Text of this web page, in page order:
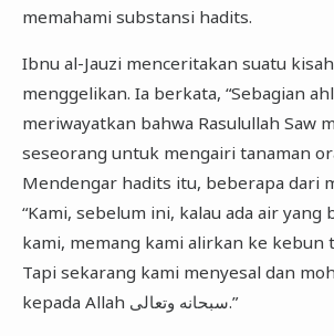
memahami substansi hadits.
Ibnu al-Jauzi menceritakan suatu
menggelikan. Ia berkata, “Sebagian
meriwayatkan bahwa Rasulullah Saw
seseorang untuk mengairi tanaman
Mendengar hadits itu, beberapa dari
“Kami, sebelum ini, kalau ada air
kami, memang kami alirkan ke kebun
Tapi sekarang kami menyesal dan
kepada Allah سبحانه وتعالى.”